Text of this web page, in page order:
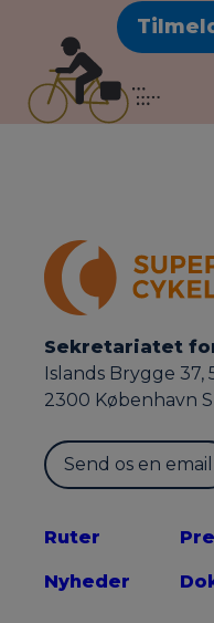
Sekretariatet
Islands Brygge 37,
2300 København S
Send os en email
Ruter
Nyheder